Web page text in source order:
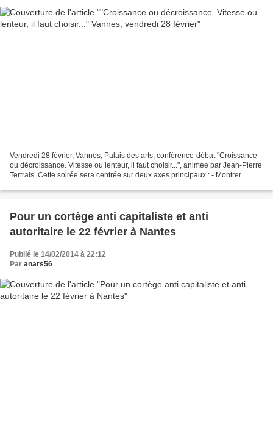
Vendredi 28 février, Vannes, Palais des arts, conférence-débat "Croissance
ou décroissance. Vitesse ou lenteur, il faut choisir...", animée par Jean-Pierre
Tertrais. Cette soirée sera centrée sur deux axes principaux : - Montrer
Pour un cortège anti capitaliste et anti
autoritaire le 22 février à Nantes
Publié le 14/02/2014 à 22:12
Par anars56